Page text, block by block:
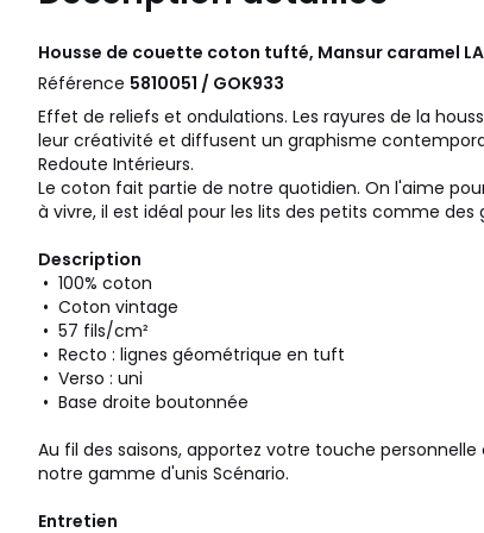
Housse de couette coton tufté, Mansur caramel
Référence 5810051 / GOK933
Effet de reliefs et ondulations. Les rayures de la
leur créativité et diffusent un graphisme
Redoute Intérieurs.
Le coton fait partie de notre quotidien. On l'aime
à vivre, il est idéal pour les lits des petits comme des
Description
• 100% coton
• Coton vintage
• 57 fils/cm²
• Recto : lignes géométrique en tuft
• Verso : uni
• Base droite boutonnée
Au fil des saisons, apportez votre touche
notre gamme d'unis Scénario.
Entretien